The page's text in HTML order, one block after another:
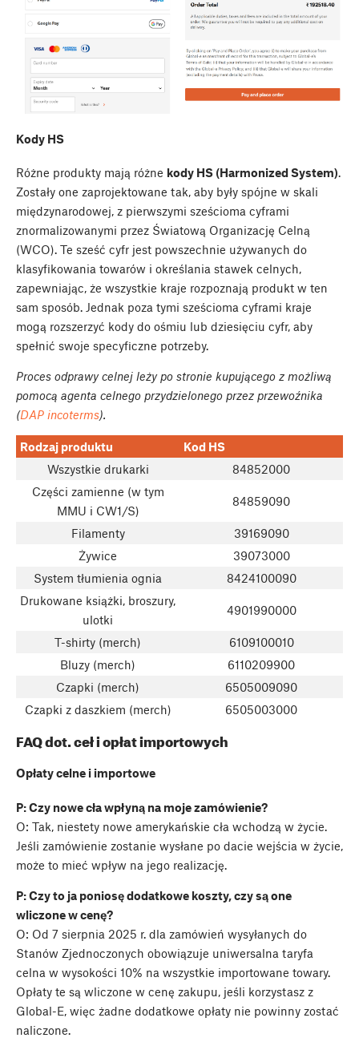
Kody HS
Różne produkty mają różne kody HS (Harmonized System).
Zostały one zaprojektowane tak, aby były spójne w skali
międzynarodowej, z pierwszymi sześcioma cyframi
znormalizowanymi przez Światową Organizację Celną
(WCO). Te sześć cyfr jest powszechnie używanych do
klasyfikowania towarów i określania stawek celnych,
zapewniając, że wszystkie kraje rozpoznają produkt w ten
sam sposób. Jednak poza tymi sześcioma cyframi kraje
mogą rozszerzyć kody do ośmiu lub dziesięciu cyfr, aby
spełnić swoje specyficzne potrzeby.
Proces odprawy celnej leży po stronie kupującego z możliwą
pomocą agenta celnego przydzielonego przez przewoźnika
(DAP incoterms).
Rodzaj produktu
Kod HS
Wszystkie drukarki
84852000
Części zamienne (w tym
MMU i CW1/S)
84859090
Filamenty
39169090
Żywice
39073000
System tłumienia ognia
8424100090
Drukowane książki, broszury,
ulotki
4901990000
T-shirty (merch)
6109100010
Bluzy (merch)
6110209900
Czapki (merch)
6505009090
Czapki z daszkiem (merch)
6505003000
FAQ dot. ceł i opłat importowych
Opłaty celne i importowe
P: Czy nowe cła wpłyną na moje zamówienie?
O: Tak, niestety nowe amerykańskie cła wchodzą w życie.
Jeśli zamówienie zostanie wysłane po dacie wejścia w życie,
może to mieć wpływ na jego realizację.
P: Czy to ja poniosę dodatkowe koszty, czy są one
wliczone w cenę?
O: Od 7 sierpnia 2025 r. dla zamówień wysyłanych do
Stanów Zjednoczonych obowiązuje uniwersalna taryfa
celna w wysokości 10% na wszystkie importowane towary.
Opłaty te są wliczone w cenę zakupu, jeśli korzystasz z
Global-E, więc żadne dodatkowe opłaty nie powinny zostać
naliczone.